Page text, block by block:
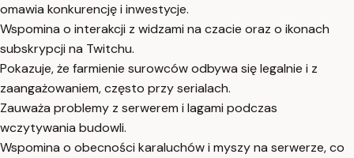
omawia konkurencję i inwestycje.
Wspomina o interakcji z widzami na czacie oraz o ikonach
subskrypcji na Twitchu.
Pokazuje, że farmienie surowców odbywa się legalnie i z
zaangażowaniem, często przy serialach.
Zauważa problemy z serwerem i lagami podczas
wczytywania budowli.
Wspomina o obecności karaluchów i myszy na serwerze, co